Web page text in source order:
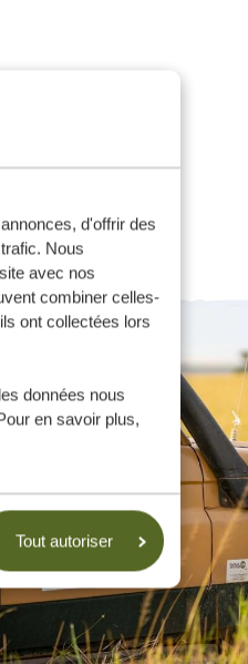
d'offrir des
Nous
avec nos
combiner celles-
ont collectées lors
données nous
en savoir plus,
Tout autoriser